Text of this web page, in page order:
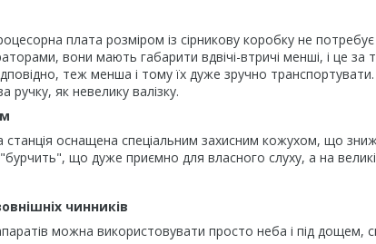
плата розміром із сірникову коробку не
вони мають габарити вдвічі-втричі менші, і це
теж менша і тому їх дуже зручно
ручку, як невелику валізку.
станція оснащена спеціальним захисним кожухом, що
що дуже приємно для власного слуху, а на
чинників
можна використовувати просто неба і під дощем,